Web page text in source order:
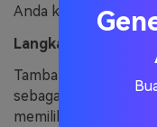
Anda ke alat online ini.
Langkah 2:
Edit
Tambahkan font
sebagai meme. Alat
memilih warna teks